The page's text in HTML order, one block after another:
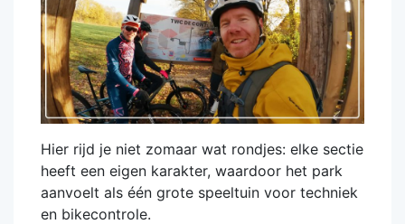
Hier rijd je niet zomaar wat rondjes: elke sectie
heeft een eigen karakter, waardoor het park
aanvoelt als één grote speeltuin voor techniek
en bikecontrole.